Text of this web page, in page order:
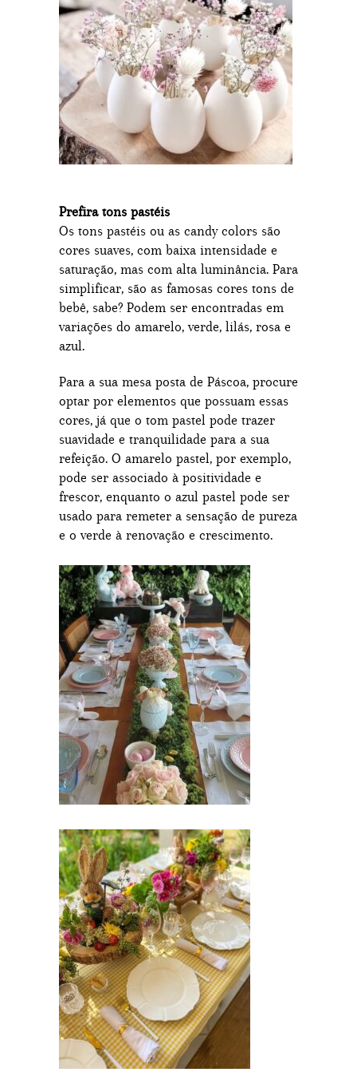
Prefira tons pastéis
Os tons pastéis ou as candy colors são
cores suaves, com baixa intensidade e
saturação, mas com alta luminância. Para
simplificar, são as famosas cores tons de
bebê, sabe? Podem ser encontradas em
variações do amarelo, verde, lilás, rosa e
azul.
Para a sua mesa posta de Páscoa, procure
optar por elementos que possuam essas
cores, já que o tom pastel pode trazer
suavidade e tranquilidade para a sua
refeição. O amarelo pastel, por exemplo,
pode ser associado à positividade e
frescor, enquanto o azul pastel pode ser
usado para remeter a sensação de pureza
e o verde à renovação e crescimento.